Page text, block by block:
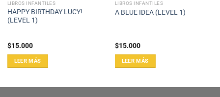
LIBROS INFANTILES
HAPPY BIRTHDAY LUCY!
(LEVEL 1)
$15.000
LEER MÁS
LIBROS INFANTILES
A BLUE IDEA (LEVEL 1)
$15.000
LEER MÁS